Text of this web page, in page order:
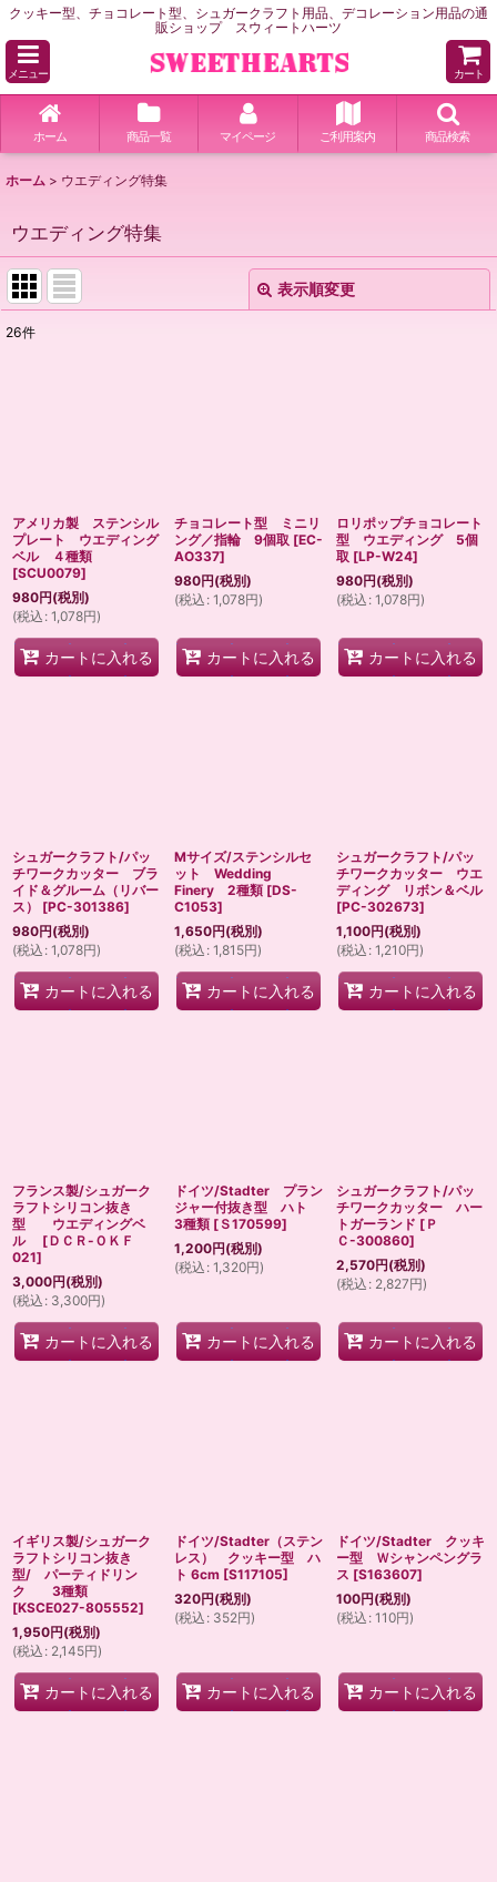
クッキー型、チョコレート型、シュガークラフト用品、デコレーション用品の通
販ショップ スウィートハーツ
メニュー カート
ホーム 商品一覧 マイページ ご利用案内 商品検索
ホーム > ウエディング特集
ウエディング特集
表示順変更
26件
アメリカ製 ステンシル
プレート ウエディング
ベル ４種類
[SCU0079]
980円(税別)
(税込 : 1,078円)
カートに入れる
チョコレート型 ミニリ
ング／指輪 9個取 [EC-
AO337]
980円(税別)
(税込 : 1,078円)
カートに入れる
ロリポップチョコレート
型 ウエディング 5個
取 [LP-W24]
980円(税別)
(税込 : 1,078円)
カートに入れる
シュガークラフト/パッ
チワークカッター ブラ
イド＆グルーム（リバー
ス）
[PC-301386]
980円(税別)
(税込 : 1,078円)
カートに入れる
Mサイズ/ステンシルセ
ット Wedding
Finery 2種類 [DS-
C1053]
1,650円(税別)
(税込 : 1,815円)
カートに入れる
シュガークラフト/パッ
チワークカッター ウエ
ディング リボン＆ベル
[PC-302673]
1,100円(税別)
(税込 : 1,210円)
カートに入れる
フランス製/シュガーク
ラフトシリコン抜き
型 ウエディングベ
ル
[ＤＣＲ-ＯＫＦ
021]
3,000円(税別)
(税込 : 3,300円)
カートに入れる
ドイツ/Stadter プラン
ジャー付抜き型 ハト
3種類 [Ｓ170599]
1,200円(税別)
(税込 : 1,320円)
カートに入れる
シュガークラフト/パッ
チワークカッター ハー
トガーランド [Ｐ
Ｃ-300860]
2,570円(税別)
(税込 : 2,827円)
カートに入れる
イギリス製/シュガーク
ラフトシリコン抜き
型/ パーティドリン
ク 3種類
[KSCE027-805552]
1,950円(税別)
(税込 : 2,145円)
カートに入れる
ドイツ/Stadter（ステン
レス） クッキー型 ハ
ト 6cm [S117105]
320円(税別)
(税込 : 352円)
カートに入れる
ドイツ/Stadter クッキ
ー型 Ｗシャンペングラ
ス [S163607]
100円(税別)
(税込 : 110円)
カートに入れる